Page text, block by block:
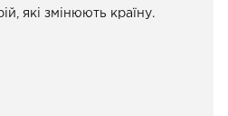
які змінюють країну.